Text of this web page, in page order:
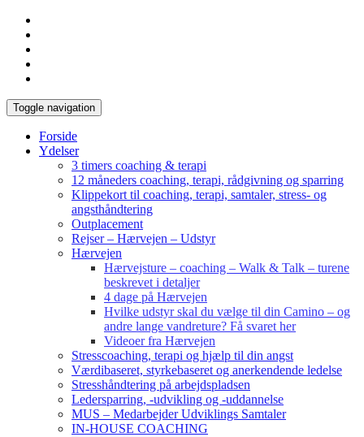
Toggle navigation
Forside
Ydelser
3 timers coaching & terapi
12 måneders coaching, terapi, rådgivning og sparring
Klippekort til coaching, terapi, samtaler, stress- og
angsthåndtering
Outplacement
Rejser – Hærvejen – Udstyr
Hærvejen
Hærvejsture – coaching – Walk & Talk – turene
beskrevet i detaljer
4 dage på Hærvejen
Hvilke udstyr skal du vælge til din Camino – og
andre lange vandreture? Få svaret her
Videoer fra Hærvejen
Stresscoaching, terapi og hjælp til din angst
Værdibaseret, styrkebaseret og anerkendende ledelse
Stresshåndtering på arbejdspladsen
Ledersparring, -udvikling og -uddannelse
MUS – Medarbejder Udviklings Samtaler
IN-HOUSE COACHING